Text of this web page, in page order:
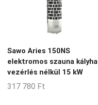
21-22-m3
25-35-m3
3-4-m3
3-5-m3
Sawo Aries 150NS
elektromos szauna kályha
vezérlés nélkül 15 kW
317 780 Ft